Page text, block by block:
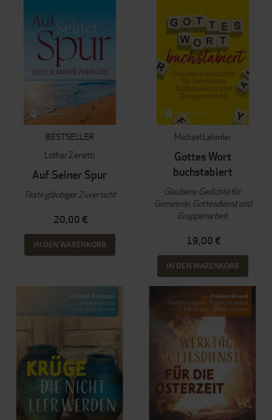
BESTSELLER
Lothar Zenetti
Auf Seiner Spur
Texte gläubiger Zuversicht
20,00 €
IN DEN WARENKORB
Michael Lehmler
Gottes Wort
buchstabiert
Glaubens-Gedichte für
Gemeinde, Gottesdienst und
Gruppenarbeit
19,00 €
IN DEN WARENKORB